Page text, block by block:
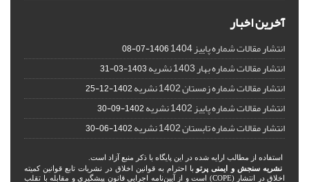
آخرین اخبار
انتشار مقالات شماره پاییز 1404 1406-07-08
انتشار مقالات شماره بهار 1403 نشریه 1403-03-31
انتشار مقالات شماره زمستان 1402 نشریه 1402-12-25
انتشار مقالات شماره پاییز 1402 نشریه 1402-09-30
انتشار مقالات شماره تابستان 1402 نشریه 1402-06-30
استفاده از مطالب ارایه شده در این پایگاه با ذکر منبع آزاد است.
نشریه سنجش و ایمنی پرتو با احترام به قوانین اخلاق در نشریات تابع قوانین کمیته
اخلاق در انتشار (COPE) است و از آیین‌نامه اجرایی قانون پیشگیری و مقابله با تقلب